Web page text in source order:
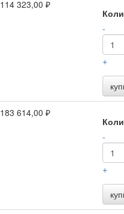
114 323,00 ₽
-
+
183 614,00 ₽
-
+